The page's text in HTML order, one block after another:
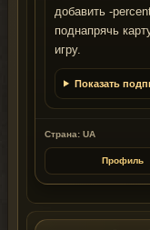
добавить -
поднапрячь
игру.
Показать
Страна: UA
Профиль